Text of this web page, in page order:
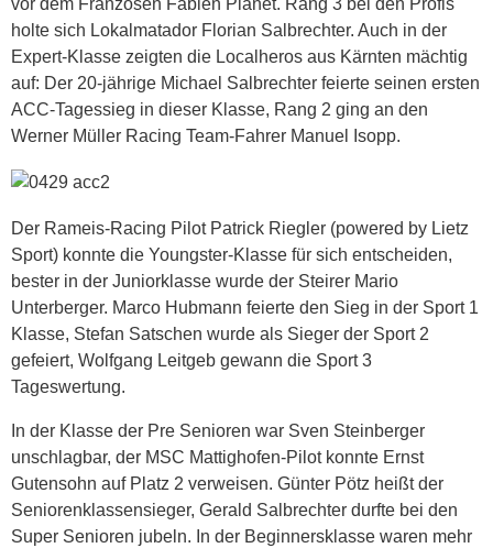
vor dem Franzosen Fabien Planet. Rang 3 bei den Profis
holte sich Lokalmatador Florian Salbrechter. Auch in der
Expert-Klasse zeigten die Localheros aus Kärnten mächtig
auf: Der 20-jährige Michael Salbrechter feierte seinen ersten
ACC-Tagessieg in dieser Klasse, Rang 2 ging an den
Werner Müller Racing Team-Fahrer Manuel Isopp.
Der Rameis-Racing Pilot Patrick Riegler (powered by Lietz
Sport) konnte die Youngster-Klasse für sich entscheiden,
bester in der Juniorklasse wurde der Steirer Mario
Unterberger. Marco Hubmann feierte den Sieg in der Sport 1
Klasse, Stefan Satschen wurde als Sieger der Sport 2
gefeiert, Wolfgang Leitgeb gewann die Sport 3
Tageswertung.
In der Klasse der Pre Senioren war Sven Steinberger
unschlagbar, der MSC Mattighofen-Pilot konnte Ernst
Gutensohn auf Platz 2 verweisen. Günter Pötz heißt der
Seniorenklassensieger, Gerald Salbrechter durfte bei den
Super Senioren jubeln. In der Beginnersklasse waren mehr